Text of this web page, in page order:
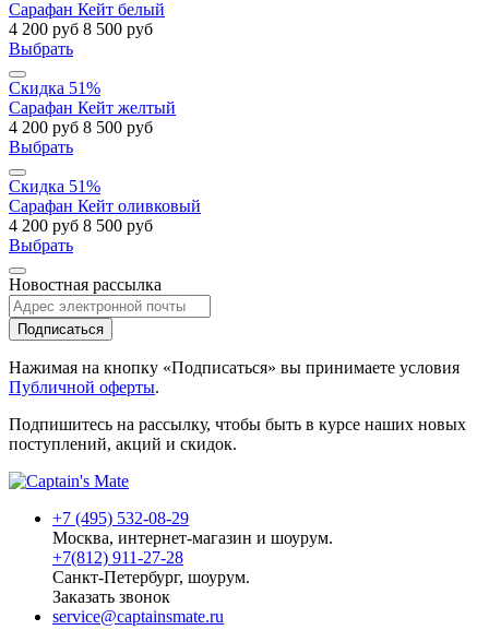
Сарафан Кейт белый
4 200 руб 8 500 руб
Выбрать
Скидка 51%
Сарафан Кейт желтый
4 200 руб 8 500 руб
Выбрать
Скидка 51%
Сарафан Кейт оливковый
4 200 руб 8 500 руб
Выбрать
Новостная рассылка
Подписаться
Нажимая на кнопку «Подписаться» вы принимаете условия
Публичной оферты.
Подпишитесь на рассылку, чтобы быть в курсе наших новых
поступлений, акций и скидок.
+7 (495) 532-08-29
Москва, интернет-магазин и шоурум.
+7(812) 911-27-28
Санкт-Петербург, шоурум.
Заказать звонок
service@captainsmate.ru